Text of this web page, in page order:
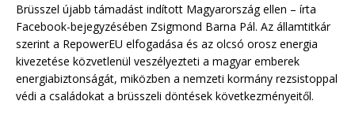
Brüsszel újabb támadást indított Magyarország ellen – írta
Facebook-bejegyzésében Zsigmond Barna Pál. Az államtitkár
szerint a RepowerEU elfogadása és az olcsó orosz energia
kivezetése közvetlenül veszélyezteti a magyar emberek
energiabiztonságát, miközben a nemzeti kormány rezsistoppal
védi a családokat a brüsszeli döntések következményeitől.